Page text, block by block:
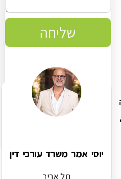
שליחה
יוסי אמר משרד עורכי דין
תל אביב